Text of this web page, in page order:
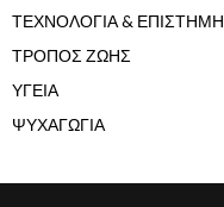
ΤΕΧΝΟΛΟΓΙΑ & ΕΠΙΣΤΗΜΗ
ΤΡΟΠΟΣ ΖΩΗΣ
ΥΓΕΙΑ
ΨΥΧΑΓΩΓΙΑ